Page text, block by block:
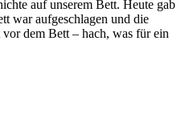
auf unserem Bett. Heute gab
war aufgeschlagen und die
dem Bett – hach, was für ein